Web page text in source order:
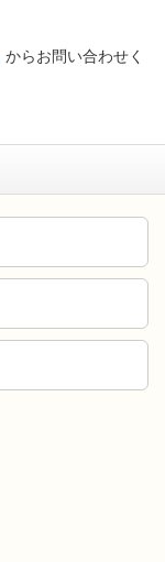
からお問い合わせく